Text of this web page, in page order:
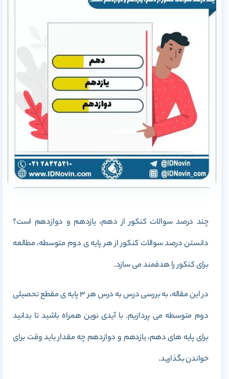
چند درصد سوالات کنکور از دهم، یازدهم و دوازدهم است؟
دانستن درصد سوالات کنکور از هر پایه ی دوم متوسطه، مطالعه
برای کنکور را هدفمند می سازد.
در این مقاله، به بررسی درس به درس هر 3 پایه ی مقطع تحصیلی
دوم متوسطه می پردازیم. با آیدی نوین همراه باشید تا بدانید
برای پایه های دهم، یازدهم و دوازدهم چه مقدار باید وقت برای
خواندن بگذارید.